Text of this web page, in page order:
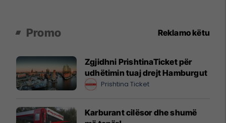
Promo Reklamo këtu
Zgjidhni PrishtinaTicket për
udhëtimin tuaj drejt Hamburgut
Prishtina Ticket
Karburant cilësor dhe shumë